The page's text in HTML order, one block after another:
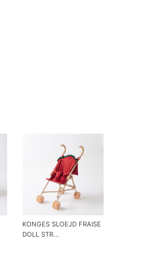
KONGES SLOEJD FRAISE
DOLL STR...